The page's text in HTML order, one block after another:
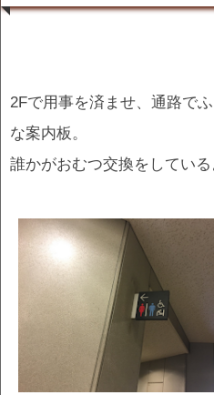
2Fで用事を済ませ、通路で
な案内板。
誰かがおむつ交換をしている